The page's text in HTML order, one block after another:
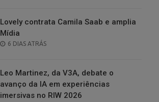
Lovely contrata Camila Saab e amplia
Mídia
POSTED
6 DIAS ATRÁS
Leo Martinez, da V3A, debate o
avanço da IA em experiências
imersivas no RIW 2026